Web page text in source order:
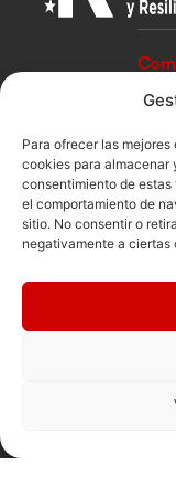
Para ofrecer las
cookies para almacenar
consentimiento de
el comportamiento de
sitio. No consentir o
negativamente a
Junta
directiva
Assemblea
general